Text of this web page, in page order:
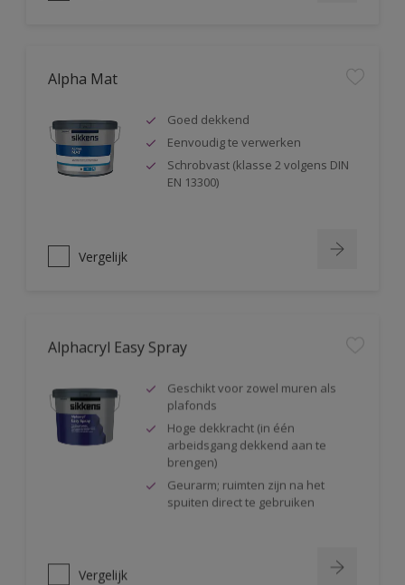
Alpha Mat
Goed dekkend
Eenvoudig te verwerken
Schrobvast (klasse 2 volgens DIN
EN 13300)
Vergelijk
Alphacryl Easy Spray
Geschikt voor zowel muren als
plafonds
Hoge dekkracht (in één
arbeidsgang dekkend aan te
brengen)
Geurarm; ruimten zijn na het
spuiten direct te gebruiken
Vergelijk